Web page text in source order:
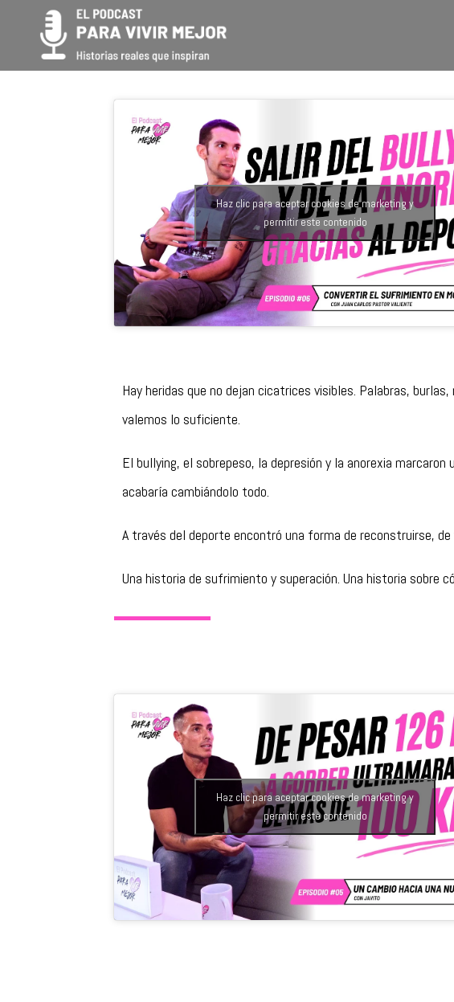
Haz clic para aceptar cookies de marketing y
permitir este contenido
Hay heridas que no dejan cicatrices visibles. Palabras,
valemos lo suficiente.
El bullying, el sobrepeso, la depresión y la anorexia
acabaría cambiándolo todo.
A través del deporte encontró una forma de reconstruirse,
Una historia de sufrimiento y superación. Una historia sobre
Haz clic para aceptar cookies de marketing y
permitir este contenido